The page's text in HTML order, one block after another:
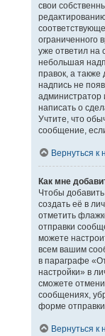
свои
ограниченного
уже ответил на
небольшая
правок, а
надпись не
администратор
написать о
Учтите, что
сообщение,
Вернуться к
Как мне
Чтобы
создать её в
отметить
отправки
можете
всем вашим
в параграфе
настройки» в
сможете
сообщениях,
форме
Вернуться к